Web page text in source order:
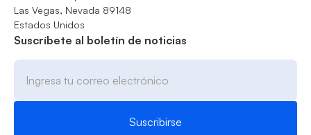
Las Vegas, Nevada 89148
Estados Unidos
Suscríbete al boletín de noticias